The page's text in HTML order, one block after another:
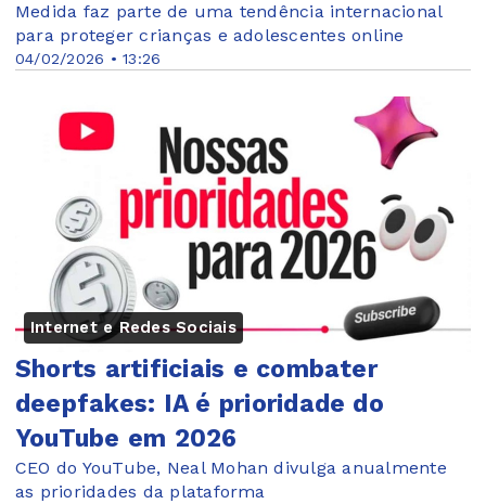
04/02/2026 • 13:26
Medida faz parte de uma tendência internacional
para proteger crianças e adolescentes online
Internet e Redes Sociais
Shorts artificiais e combater
deepfakes: IA é prioridade do
YouTube em 2026
CEO do YouTube, Neal Mohan divulga anualmente
as prioridades da plataforma